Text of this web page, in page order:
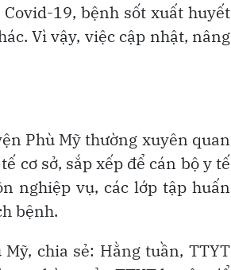
19, bệnh sốt xuất huyết
Vì vậy, việc cập nhật, nâng
Phù Mỹ thường xuyên quan
cơ sở, sắp xếp để cán bộ y tế
nghiệp vụ, các lớp tập huấn
bệnh.
chia sẻ: Hằng tuần, TTYT